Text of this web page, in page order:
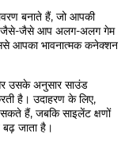
बनाते हैं, जो आपकी
जैसे-जैसे आप अलग-अलग गेम
आपका भावनात्मक कनेक्शन
उसके अनुसार साउंड
है। उदाहरण के लिए,
सकते हैं, जबकि साइलेंट क्षणों
जाता है।